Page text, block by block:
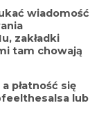
wiadomość
zakładki
tam chowają
płatność się
lub